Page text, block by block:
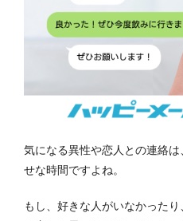
気になる異性や恋人との連絡
せな時間ですよね。
もし、好きな人がいなかった